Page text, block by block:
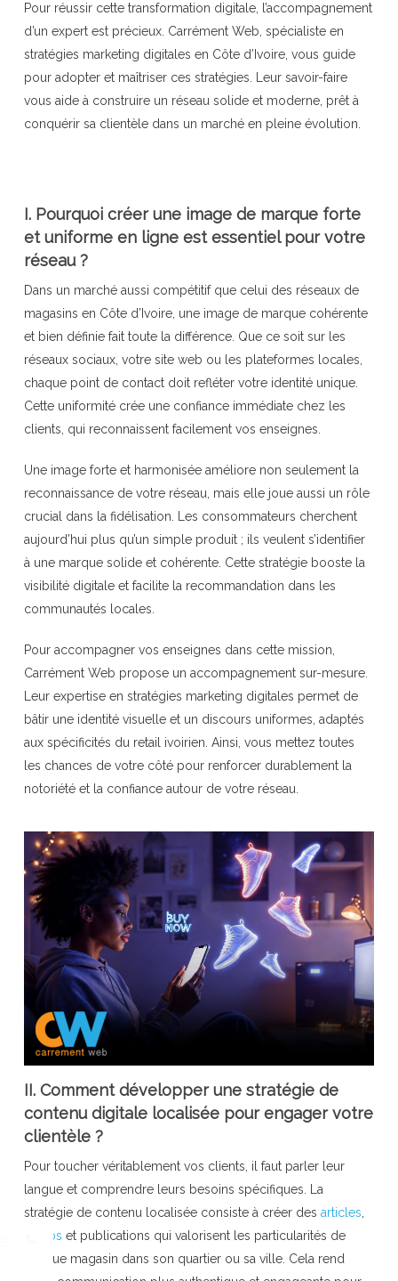
Pour réussir cette transformation digitale, l’accompagnement
d’un expert est précieux. Carrément Web, spécialiste en
stratégies marketing digitales en Côte d’Ivoire, vous guide
pour adopter et maîtriser ces stratégies. Leur savoir-faire
vous aide à construire un réseau solide et moderne, prêt à
conquérir sa clientèle dans un marché en pleine évolution.
I. Pourquoi créer une image de marque forte
et uniforme en ligne est essentiel pour votre
réseau ?
Dans un marché aussi compétitif que celui des réseaux de
magasins en Côte d’Ivoire, une image de marque cohérente
et bien définie fait toute la différence. Que ce soit sur les
réseaux sociaux, votre site web ou les plateformes locales,
chaque point de contact doit refléter votre identité unique.
Cette uniformité crée une confiance immédiate chez les
clients, qui reconnaissent facilement vos enseignes.
Une image forte et harmonisée améliore non seulement la
reconnaissance de votre réseau, mais elle joue aussi un rôle
crucial dans la fidélisation. Les consommateurs cherchent
aujourd’hui plus qu’un simple produit ; ils veulent s’identifier
à une marque solide et cohérente. Cette stratégie booste la
visibilité digitale et facilite la recommandation dans les
communautés locales.
Pour accompagner vos enseignes dans cette mission,
Carrément Web propose un accompagnement sur-mesure.
Leur expertise en stratégies marketing digitales permet de
bâtir une identité visuelle et un discours uniformes, adaptés
aux spécificités du retail ivoirien. Ainsi, vous mettez toutes
les chances de votre côté pour renforcer durablement la
notoriété et la confiance autour de votre réseau.
II. Comment développer une stratégie de
contenu digitale localisée pour engager votre
clientèle ?
Pour toucher véritablement vos clients, il faut parler leur
langue et comprendre leurs besoins spécifiques. La
stratégie de contenu localisée consiste à créer des articles
vidéos et publications qui valorisent les particularités de
chaque magasin dans son quartier ou sa ville. Cela rend